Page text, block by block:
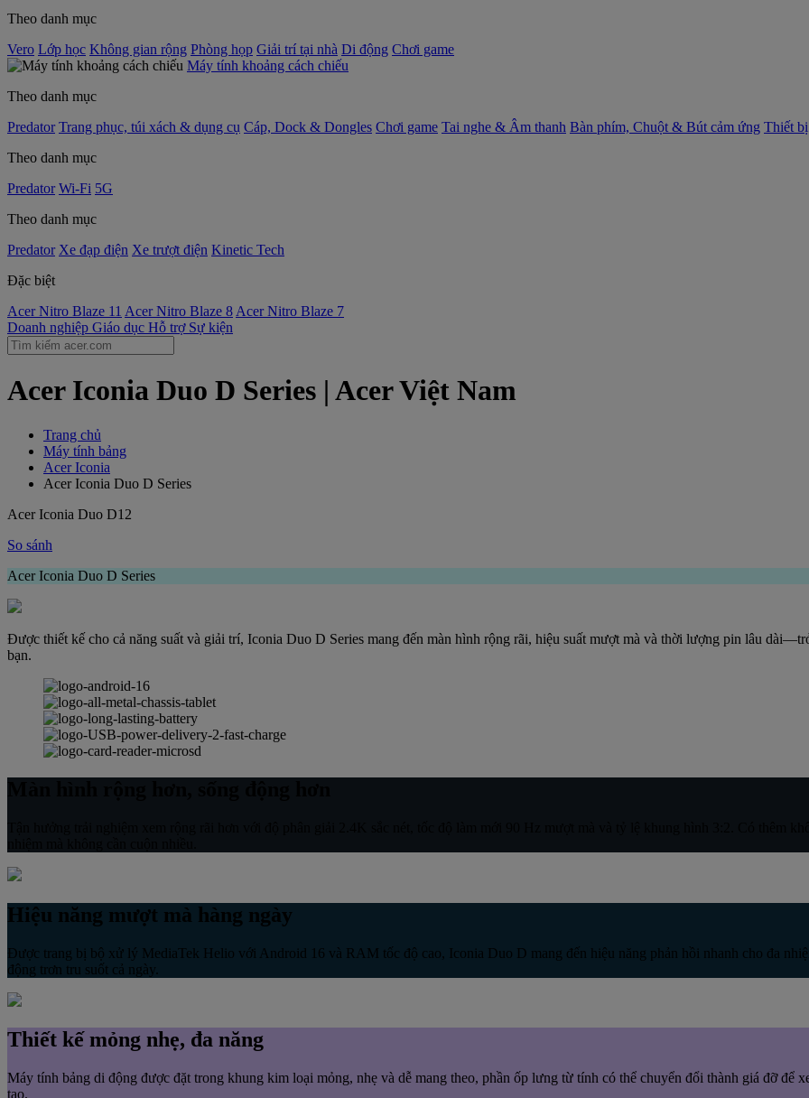
Theo danh mục
Vero Lớp học Không gian rộng Phòng họp Giải trí tại nhà Di động Chơi game
Máy tính khoảng cách chiếu
Theo danh mục
Predator Trang phục, túi xách & dụng cụ Cáp, Dock & Dongles Chơi game Tai nghe & Âm thanh Bàn phím, Chuột & Bút cảm ứng Thiết
Theo danh mục
Predator Wi-Fi 5G
Theo danh mục
Predator Xe đạp điện Xe trượt điện Kinetic Tech
Đặc biệt
Acer Nitro Blaze 11 Acer Nitro Blaze 8 Acer Nitro Blaze 7
Doanh nghiệp Giáo dục Hỗ trợ Sự kiện
Acer Iconia Duo D Series | Acer Việt Nam
Trang chủ
Máy tính bảng
Acer Iconia
Acer Iconia Duo D Series
Acer Iconia Duo D12
So sánh
Acer Iconia Duo D Series
Được thiết kế cho cả năng suất và giải trí, Iconia Duo D Series mang đến màn hình rộng rãi, hiệu suất mượt mà và thời lượng pin lâu
bạn.
Hiệu năng mượt mà hàng ngày
Được trang bị bộ xử lý MediaTek Helio với Android 16 và RAM tốc độ cao, Iconia Duo D mang đến hiệu năng phản hồi nhanh cho đa
động trơn tru suốt cả ngày.
Thiết kế mỏng nhẹ, đa năng
Máy tính bảng di động được đặt trong khung kim loại mỏng, nhẹ và dễ mang theo, phần ốp lưng từ tính có thể chuyển đổi thành giá đỡ để
tạo.